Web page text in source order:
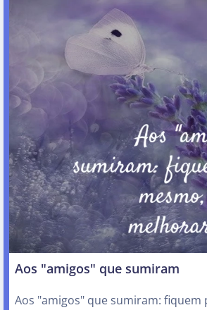
Aos "amigos" que sumiram
Aos "amigos" que sumiram: fiquem